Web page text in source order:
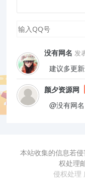
没有网名 发
建议多更
颜夕资源网
@没有网
本站收集的信息若
权处理
侵权处理